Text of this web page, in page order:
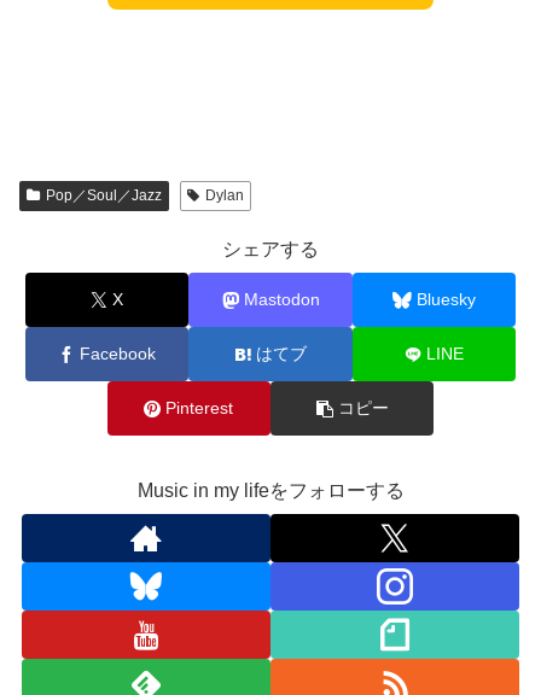
Pop／Soul／Jazz Dylan
シェアする
X Mastodon Bluesky
Facebook はてブ LINE
Pinterest コピー
Music in my lifeをフォローする